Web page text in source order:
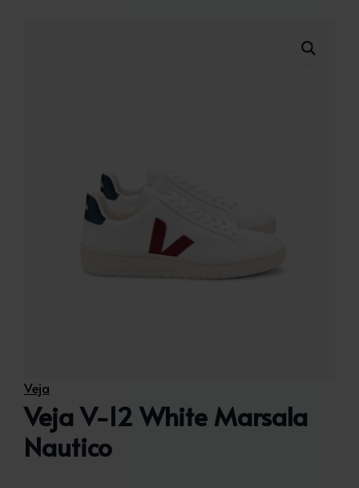
Veja
Veja V-12 White Marsala
Nautico